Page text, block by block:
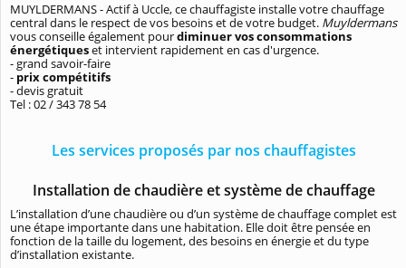
MUYLDERMANS - Actif à Uccle, ce chauffagiste installe votre chauffage
central dans le respect de vos besoins et de votre budget. Muyldermans
vous conseille également pourdiminuer vos consommations
énergétiqueset intervient rapidement en cas d'urgence.
- grand savoir-faire
- prix compétitifs
- devis gratuit
Tel : 02 / 343 78 54
Les services proposés par nos chauffagistes
Installation de chaudière et système de chauffage
L’installation d’une chaudière ou d’un système de chauffage complet est
une étape importante dans une habitation. Elle doit être pensée en
fonction de la taille du logement, des besoins en énergie et du type
d’installation existante.